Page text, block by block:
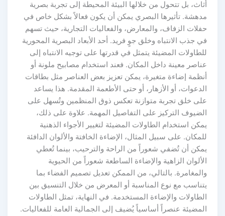
أثاث، بل تتحول من خلالها البيئة المحيطة إلى تجربة بصرية
مدهشة. تأثيرها البصري يمكن أن يكون فعالاً بشكل خاص في
حفلات الزفاف، والمعارض، والفعاليات التجارية، حيث تسهم
في جذب الانتباه وخلق جوٍ فريد. أحد الأبعاد البصرية المحورية
للطاولات المضيئة يتمثل في قدرتها على توجيه الانتباه إلى
عناصر معينة داخل المكان. فعند استخدام مصابيح ملونة أو
أنظمة إضاءة متغيرة، يمكن تعزيز بعض العناصر مثل بطاقات
الدعوات، أو الأزهار، أو حتى الأطعمة المقدمة. هذا يساعد
على خلق تجربة متوازنة تعكس ذوق المنظمين وتُسهل على
الضيوف التركيز على التفاصيل المهمة. علاوة على ذلك،
يمكن استخدام الطاولات المضيئة لتغيير الأجواء الذهنية
للمكان. على سبيل المثال، الإضاءة الخافتة والألوان الدافئة
يمكن أن تُضفي شعوراً من الراحة والترحيب، بينما تُعطي
الألوان الزاهية والإضاءة الساطعة شعوراً من الحيوية
والمغامرة. بالتالي، من الممكن تعديل تصميم الفضاء بما
يتناسب مع نوع المناسبة أو المعرض من خلال التنسيق بين
الطاولات والإضاءة المستخدمة. في النهاية، تمثل الطاولات
المضيئة عنصراً أساسياً يُضيف إلى الجمالية العامة للفعاليات.